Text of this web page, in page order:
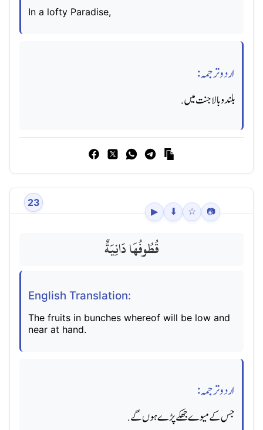
In a lofty Paradise,
اردو ترجمہ:
بلند وبالا جنت میں.
23
▶ ⬇ ☆ 📷
قُطُوفُهَا دَانِيَةٌ
English Translation:
The fruits in bunches whereof will be low and
near at hand.
اردو ترجمہ:
جس کے میوے جھکے پڑے ہوں گے.